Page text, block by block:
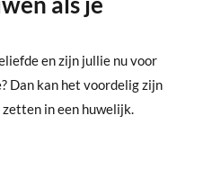
en zijn jullie nu voor
Dan kan het voordelig zijn
in een huwelijk.